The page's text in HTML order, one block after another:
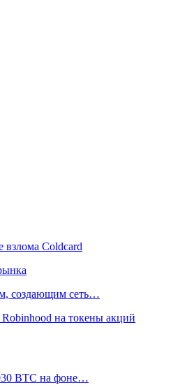
взлома Coldcard
создающим сеть…
на токены акций
BTC на фоне…